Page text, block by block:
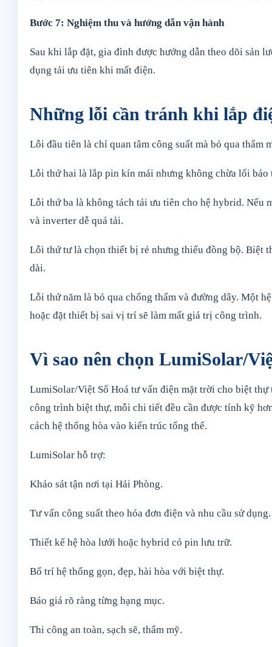
Bước 7: Nghiệm thu và hướng dẫn vận hành
Sau khi lắp đặt, gia đình được hướng dẫn theo dõi sản
dụng tải ưu tiên khi mất điện.
Những lỗi cần tránh khi lắp
Lỗi đầu tiên là chỉ quan tâm công suất mà bỏ qua
Lỗi thứ hai là lắp pin kín mái nhưng không chừa lối
Lỗi thứ ba là không tách tải ưu tiên cho hệ hybrid. Nếu
và inverter dễ quá tải.
Lỗi thứ tư là chọn thiết bị rẻ nhưng thiếu đồng bộ. Biệt
dài.
Lỗi thứ năm là bỏ qua chống thấm và đường dây. Một
hoặc đặt thiết bị sai vị trí sẽ làm mất giá trị công trình.
Vì sao nên chọn LumiSolar/
LumiSolar/Việt Số Hoá tư vấn điện mặt trời cho biệt
công trình biệt thự, mỗi chi tiết đều cần được tính kỹ
cách hệ thống hòa vào kiến trúc tổng thể.
LumiSolar hỗ trợ:
Khảo sát tận nơi tại Hải Phòng.
Tư vấn công suất theo hóa đơn điện và nhu cầu sử dụng.
Thiết kế hệ hòa lưới hoặc hybrid có pin lưu trữ.
Bố trí hệ thống gọn, đẹp, hài hòa với biệt thự.
Báo giá rõ ràng từng hạng mục.
Thi công an toàn, sạch sẽ, thẩm mỹ.